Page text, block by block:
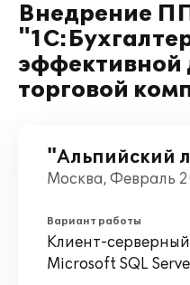
Внедрение
эффективной
торговой
"Альпийский
Москва, Февраль
Вариант работы
Клиент-
Microsoft SQL